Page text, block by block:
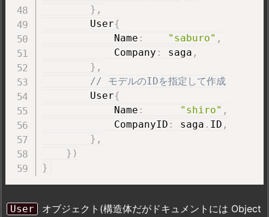
} ,
        User
{
            Name
: "saburo" ,
            Company
: saga ,
} ,
// モデルのIDを指定して作成
        User
{
            Name
: "shiro" ,
            CompanyID
: saga . ID ,
} ,
} )
}
User
オブジェクト(構造体だがドキュメントには Object